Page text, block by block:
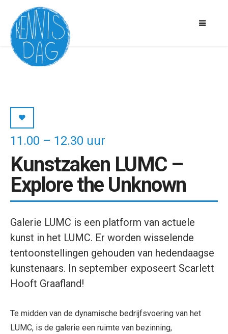
11.00 – 12.30 uur
Kunstzaken LUMC –
Explore the Unknown
Galerie LUMC is een platform van actuele
kunst in het LUMC. Er worden wisselende
tentoonstellingen gehouden van hedendaagse
kunstenaars. In september exposeert Scarlett
Hooft Graafland!
Te midden van de dynamische bedrijfsvoering van het
LUMC, is de galerie een ruimte van bezinning,